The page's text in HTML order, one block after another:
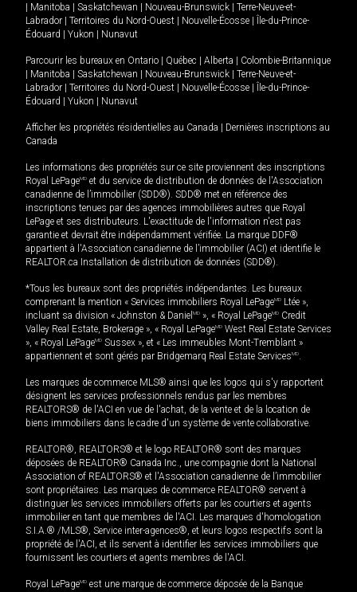
| Manitoba | Saskatchewan | Nouveau-Brunswick | Terre-Neuve-et-
Labrador | Territoires du Nord-Ouest | Nouvelle-Écosse | Île-du-Prince-
Édouard | Yukon | Nunavut
Parcourir les bureaux en Ontario | Québec | Alberta | Colombie-Britannique
| Manitoba | Saskatchewan | Nouveau-Brunswick | Terre-Neuve-et-
Labrador | Territoires du Nord-Ouest | Nouvelle-Écosse | Île-du-Prince-
Édouard | Yukon | Nunavut
Afficher les propriétés résidentielles au Canada | Dernières inscriptions au
Canada
Les informations des propriétés sur ce site proviennent des inscriptions
Royal LePageMD et du service de distribution de données de l'Association
canadienne de l’immobilier (SDD®). SDD® met en référence des
inscriptions tenues par des agences immobilières autres que Royal
LePage et ses distributeurs. L'exactitude de l'information n'est pas
garantie et devrait être indépendamment vérifiée. La marque DDF®
appartient à l'Association canadienne de l’immobilier (ACI) et identifie le
REALTOR.ca Installation de distribution de données (SDD®).
*Tous les bureaux sont des propriétés indépendantes. Les bureaux
comprenant la mention « Services immobiliers Royal LePageMD Ltée »,
incluant sa division « Johnston & Daniel MD », « Royal LePageMD Credit
Valley Real Estate, Brokerage », « Royal LePageMD West Real Estate Services
», « Royal LePageMD Sussex », et « Les immeubles Mont-Tremblant »
appartiennent et sont gérés par Bridgemarq Real Estate ServicesMD.
Les marques de commerce MLS® ainsi que les logos qui s'y rapportent
désignent les services professionnels rendus par les membres
REALTORS® de l'ACI en vue de l'achat, de la vente et de la location de
biens immobiliers dans le cadre d'un système de vente collaborative.
REALTOR®, REALTORS® et le logo REALTOR® sont des marques
déposées de REALTOR® Canada Inc., une compagnie dont la National
Association of REALTORS® et l'Association canadienne de l’immobilier
sont propriétaires. Les marques de commerce REALTOR® servent à
distinguer les services immobiliers offerts par les courtiers et agents
immobilier en tant que membres de l'ACI. Les marques d'homologation
S.I.A.® /MLS®, Service inter-agences®, et leurs logos respectifs sont la
propriété de l'ACI, et ils servent à identifier les services immobiliers que
fournissent les courtiers et agents membres de l'ACI.
Royal LePageMD est une marque de commerce déposée de la Banque